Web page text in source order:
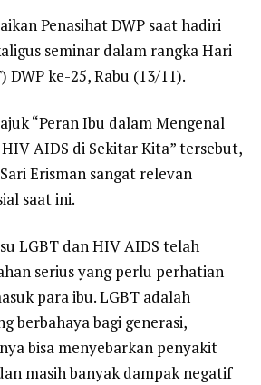
Penasihat DWP saat hadiri
seminar dalam rangka Hari
DWP ke-25, Rabu (13/11).
“Peran Ibu dalam Mengenal
AIDS di Sekitar Kita” tersebut,
Erisman sangat relevan
saat ini.
LGBT dan HIV AIDS telah
serius yang perlu perhatian
para ibu. LGBT adalah
berbahaya bagi generasi,
bisa menyebarkan penyakit
masih banyak dampak negatif